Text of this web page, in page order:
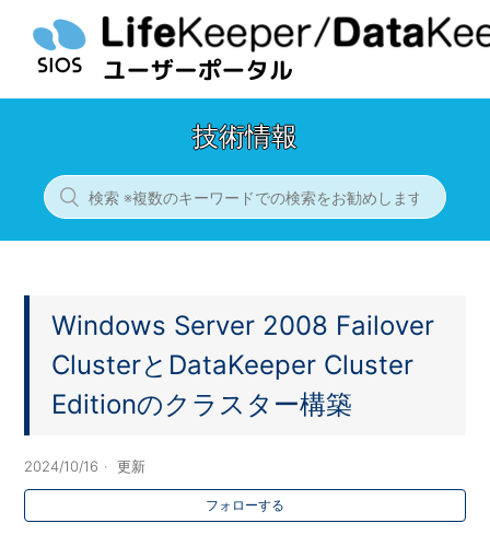
技術情報
Windows Server 2008 Failover
ClusterとDataKeeper Cluster
Editionのクラスター構築
2024/10/16 更新
フォローする